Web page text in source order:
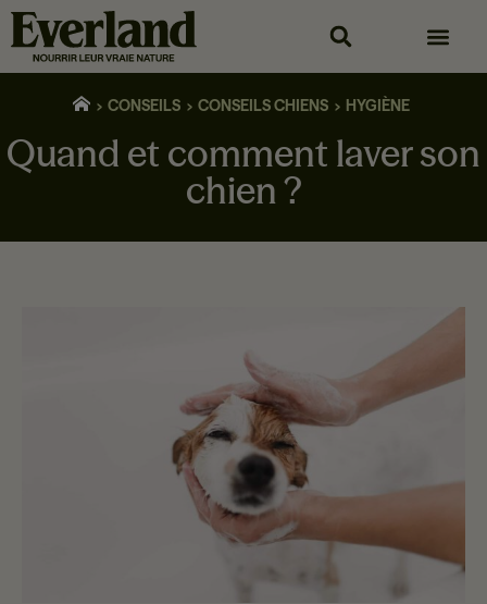
CONSEILS CONSEILS CHIENS HYGIÈNE
Quand et comment laver son
chien ?